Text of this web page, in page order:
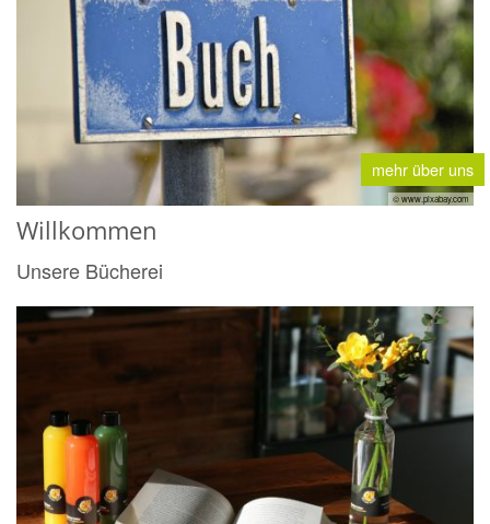
mehr über uns
© www.pixabay.com
Willkommen
Unsere Bücherei